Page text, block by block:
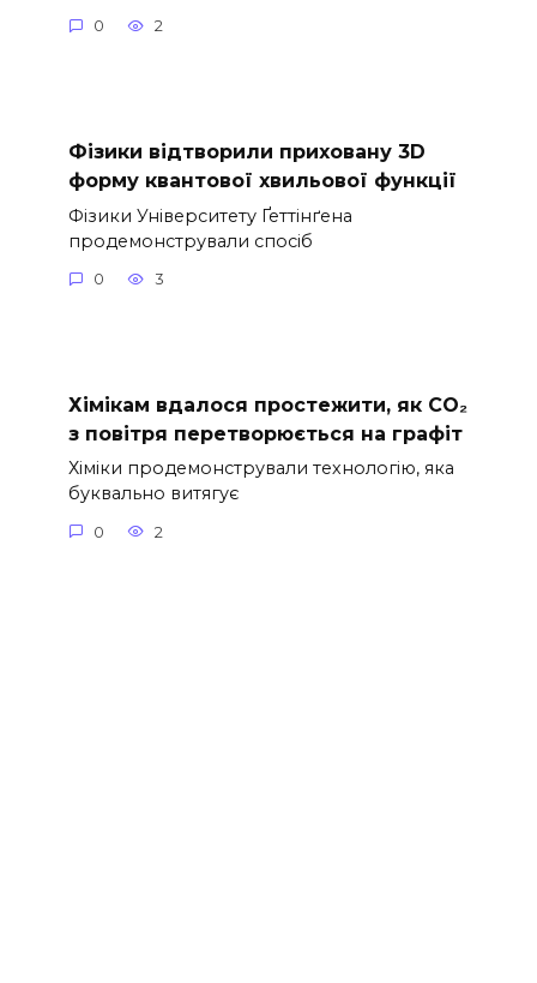
0 2
Фізики відтворили приховану 3D
форму квантової хвильової функції
Фізики Університету Ґеттінґена
продемонстрували спосіб
0 3
Хімікам вдалося простежити, як CO₂
з повітря перетворюється на графіт
Хіміки продемонстрували технологію, яка
буквально витягує
0 2